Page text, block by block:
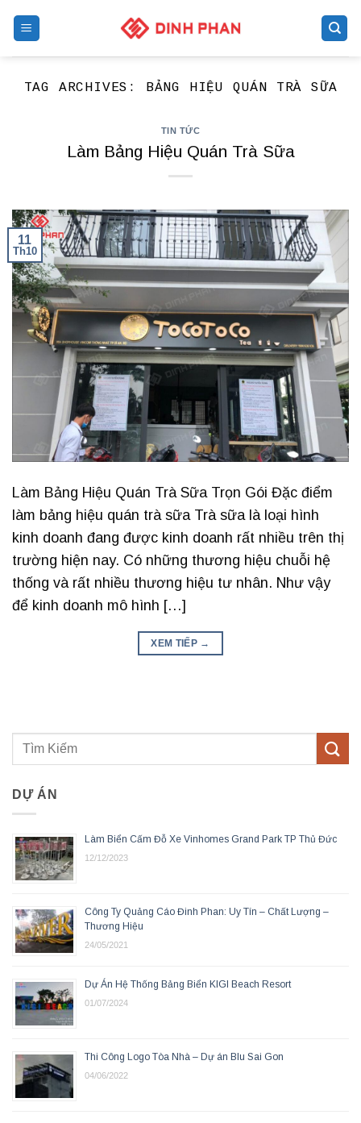
TAG ARCHIVES: BẢNG HIỆU QUÁN TRÀ SỮA
TIN TỨC
Làm Bảng Hiệu Quán Trà Sữa
11
Th10
Làm Bảng Hiệu Quán Trà Sữa Trọn Gói Đặc điểm
làm bảng hiệu quán trà sữa Trà sữa là loại hình
kinh doanh đang được kinh doanh rất nhiều trên thị
trường hiện nay. Có những thương hiệu chuỗi hệ
thống và rất nhiều thương hiệu tư nhân. Như vậy
để kinh doanh mô hình […]
XEM TIẾP →
DỰ ÁN
Làm Biển Cấm Đỗ Xe Vinhomes Grand Park TP Thủ Đức
12/12/2023
Công Ty Quảng Cáo Đinh Phan: Uy Tín – Chất Lượng –
Thương Hiệu
24/05/2021
Dự Án Hệ Thống Bảng Biển KIGI Beach Resort
01/07/2024
Thi Công Logo Tòa Nhà – Dự án Blu Sai Gon
04/06/2022